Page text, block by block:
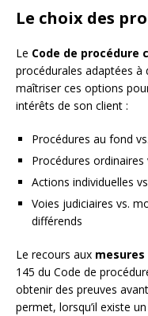
Le choix des
Le Code de procédure
procédurales adaptées à
maîtriser ces options
intérêts de son client :
Procédures au fond
Procédures
Actions individuelles
Voies judiciaires vs.
différends
Le recours aux
145 du Code de
obtenir des preuves
permet, lorsqu’il existe